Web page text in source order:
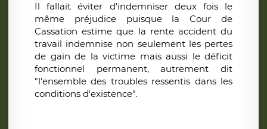
Il fallait éviter d'indemniser deux fois le
même préjudice puisque la Cour de
Cassation estime que la rente accident du
travail indemnise non seulement les pertes
de gain de la victime mais aussi le déficit
fonctionnel permanent, autrement dit
"l'ensemble des troubles ressentis dans les
conditions d'existence".